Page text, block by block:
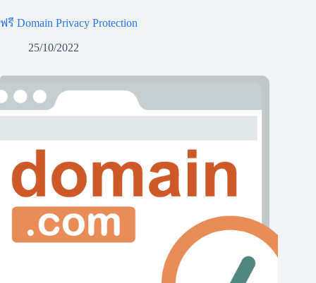
ฟรี Domain Privacy Protection
25/10/2022